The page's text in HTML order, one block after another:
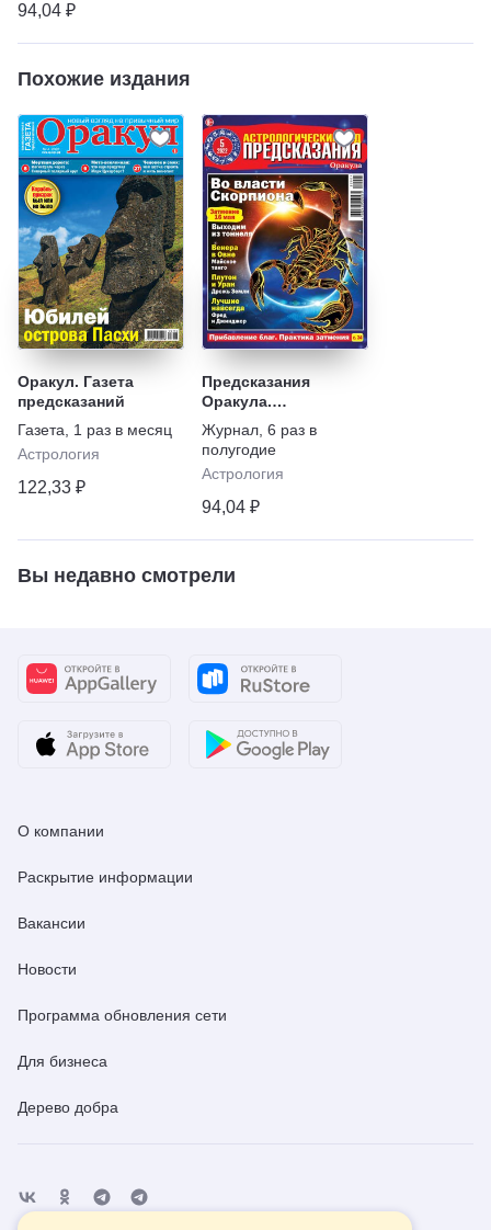
94,04 ₽
Похожие издания
Оракул. Газета
предсказаний
Газета
1 раз в месяц
Астрология
122,33 ₽
Предсказания
Оракула.
Астрологический
гид
Журнал 6 раз в
полугодие
Астрология
94,04 ₽
Вы недавно смотрели
О компании
Раскрытие информации
Вакансии
Новости
Программа обновления сети
Для бизнеса
Дерево добра